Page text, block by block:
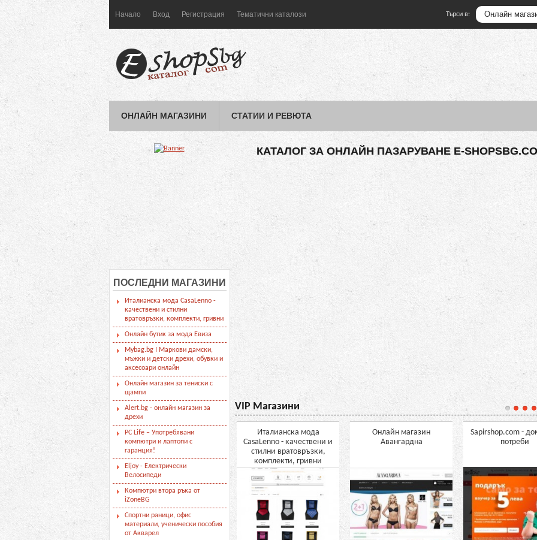
Начало Вход Регистрация Тематични каталози Търси в:
ОНЛАЙН МАГАЗИНИ СТАТИИ И РЕВЮТА
ПОСЛЕДНИ МАГАЗИНИ
Италианска мода CasaLenno -
качествени и стилни
вратовръзки, комплекти, гривни
Онлайн бутик за мода Евиза
Mybag.bg I Маркови дамски,
мъжки и детски дрехи, обувки и
аксесоари онлайн
Онлайн магазин за тениски с
щампи
Alert.bg - онлайн магазин за
дрехи
PC Life – Употребявани
компютри и лаптопи с
гаранция!
Eljoy - Електрически
Велосипеди
Компютри втора ръка от
iZoneBG
Спортни раници, офис
материали, ученически пособия
от Акварел
КАТАЛОГ ЗА ОНЛАЙН ПАЗАРУВАНЕ E-
VIP Магазини
Любимите ви модни
марки с намаления до 70%
- Fashion Days
Mallbg.com - Таблети,
лаптопи, смарт телефони,
офис консумативи...
Италианска мода
CasaLenno - качествени и
стилни вратовръзки,
комплекти, гривни
Онлайн магазин
Авангардна
Sapirshop.com -
потреби